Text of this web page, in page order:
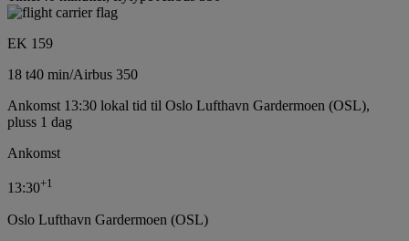
EK 159
18 t40 min/Airbus 350
Ankomst 13:30 lokal tid til Oslo Lufthavn Gardermoen (OSL),
pluss 1 dag
Ankomst
13:30+1
Oslo Lufthavn Gardermoen (OSL)